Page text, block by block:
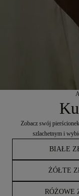
Zobacz swój
szlachetnym i
BIAŁE
ŻÓŁTE
RÓŻOWE